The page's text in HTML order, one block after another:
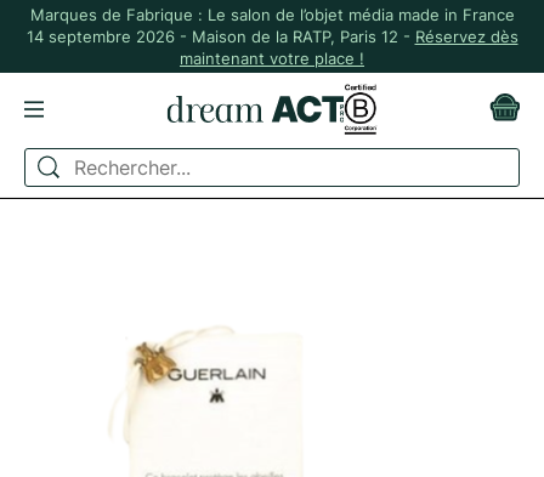
Marques de Fabrique : Le salon de l’objet média made in France
14 septembre 2026 - Maison de la RATP, Paris 12 - Réservez dès
maintenant votre place !
ACCUEIL
MADE IN FRANCE
BRACELET PERSONNALISABLE PREMIUM EN BOIS